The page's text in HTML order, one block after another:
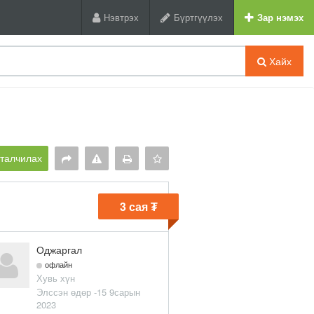
Нэвтрэх Бүртгүүлэх Зар нэмэх
Хайх
3 сая ₮
Оджаргал
офлайн
Хувь хүн
Элссэн өдөр -15 9сарын
2023